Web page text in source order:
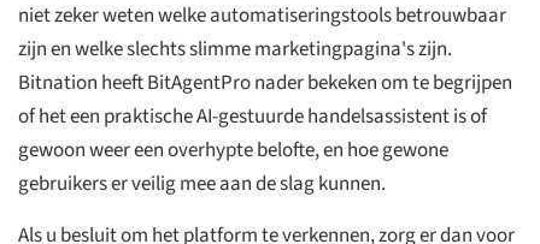
niet zeker weten welke automatiseringstools betrouwbaar
zijn en welke slechts slimme marketingpagina's zijn.
Bitnation heeft BitAgentPro nader bekeken om te begrijpen
of het een praktische AI-gestuurde handelsassistent is of
gewoon weer een overhypte belofte, en hoe gewone
gebruikers er veilig mee aan de slag kunnen.
Als u besluit om het platform te verkennen, zorg er dan voor